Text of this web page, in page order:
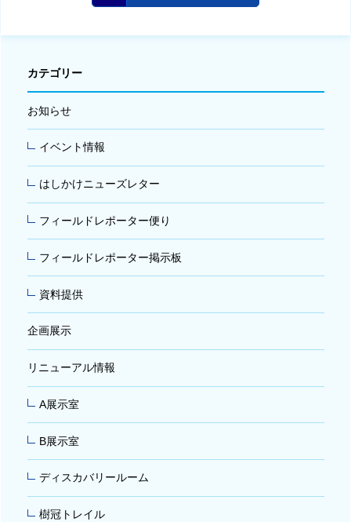
カテゴリー
お知らせ
イベント情報
はしかけニューズレター
フィールドレポーター便り
フィールドレポーター掲示板
資料提供
企画展示
リニューアル情報
A展示室
B展示室
ディスカバリールーム
樹冠トレイル